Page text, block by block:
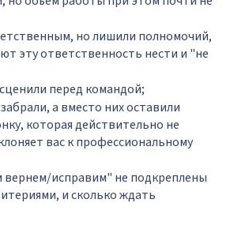
но лишили полномочий,
эту ответственность нести и "не
перед командой;
а вместо них оставили
которая действительно не
вас к профессиональному
исправим" не подкреплены
и сколько ждать